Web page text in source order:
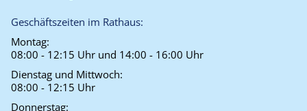
Geschäftszeiten im Rathaus:
Montag:
08:00 - 12:15 Uhr und 14:00 - 16:00 Uhr
Dienstag und Mittwoch:
08:00 - 12:15 Uhr
Donnerstag: